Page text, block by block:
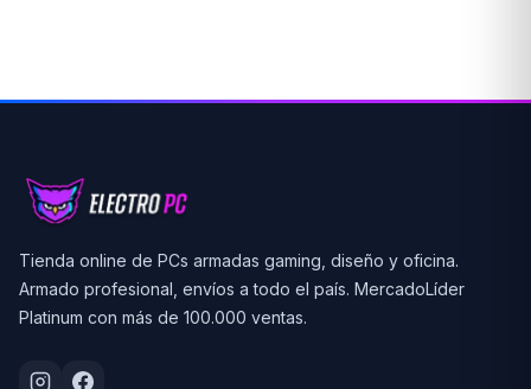
Tienda online de PCs armadas gaming, diseño y oficina.
Armado profesional, envíos a todo el país. MercadoLíder
Platinum con más de 100.000 ventas.